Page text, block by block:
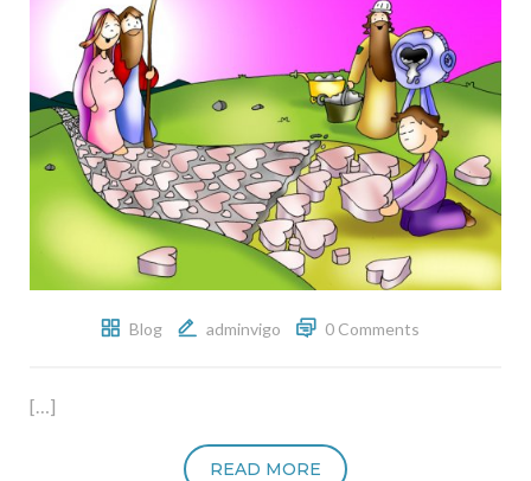
Blog adminvigo 0 Comments
[…]
READ MORE